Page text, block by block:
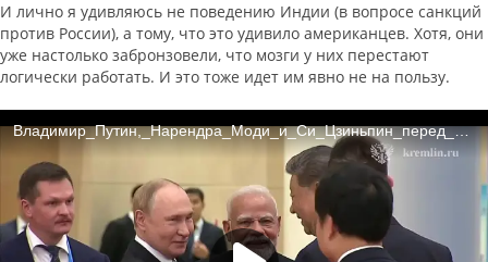
И лично я удивляюсь не поведению Индии (в вопросе санкций
против России), а тому, что это удивило американцев. Хотя, они
уже настолько забронзовели, что мозги у них перестают
логически работать. И это тоже идет им явно не на пользу.